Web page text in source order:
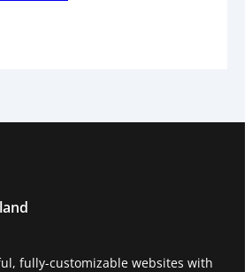
fully-customizable websites with